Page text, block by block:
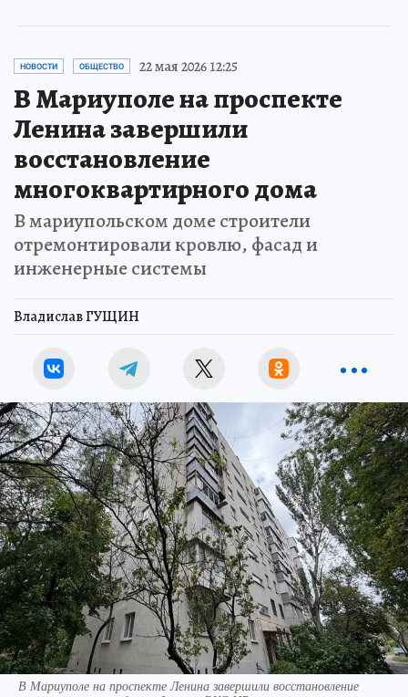
НОВОСТИ ОБЩЕСТВО 22 мая 2026 12:25
В Мариуполе на проспекте
Ленина завершили
восстановление
многоквартирного дома
В мариупольском доме строители
отремонтировали кровлю, фасад и
инженерные системы
Владислав ГУЩИН
В Мариуполе на проспекте Ленина завершили восстановление